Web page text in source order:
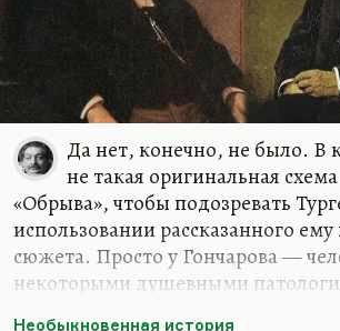
Да нет, конечно, не было. В
не такая оригинальная
«Обрыва», чтобы подозревать
использовании рассказанного ему
сюжета. Просто у Гончарова —
некоторыми душевными
Необыкновенная история